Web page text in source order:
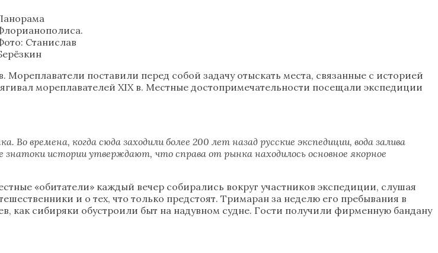
Станислав
поставили перед собой задачу отыскать места, связанные с историей
мореплавателей XIX в. Местные достопримечательности посещали экспедиции
времена, когда сюда заходили более 200 лет назад русские экспедиции, вода залива
истории утверждают, что справа от рынка находилось основное якорное
«обитатели» каждый вечер собирались вокруг участников экспедиции, слушая
и о тех, что только предстоят. Тримаран за неделю его пребывания в
как сибиряки обустроили быт на надувном судне. Гости получили фирменную бандану